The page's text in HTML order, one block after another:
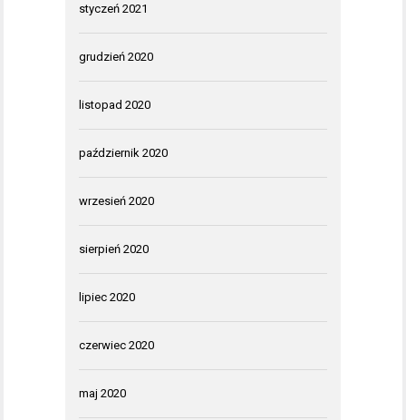
styczeń 2021
grudzień 2020
listopad 2020
październik 2020
wrzesień 2020
sierpień 2020
lipiec 2020
czerwiec 2020
maj 2020